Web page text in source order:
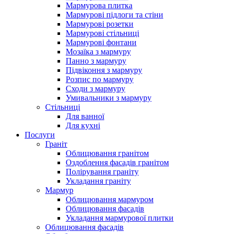
Мармурова плитка
Мармурові підлоги та стіни
Мармурові розетки
Мармурові стільниці
Мармурові фонтани
Мозаїка з мармуру
Панно з мармуру
Підвіконня з мармуру
Розпис по мармуру
Сходи з мармуру
Умивальники з мармуру
Стільниці
Для ванної
Для кухні
Послуги
Граніт
Облицювання гранітом
Оздоблення фасадів гранітом
Полірування граніту
Укладання граніту
Мармур
Облицювання мармуром
Облицювання фасадів
Укладання мармурової плитки
Облицювання фасадів